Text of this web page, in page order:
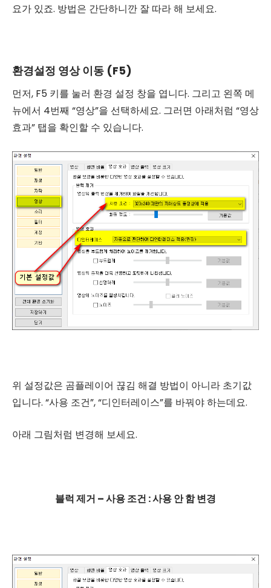
요가 있죠. 방법은 간단하니깐 잘 따라 해 보세요.
환경설정 영상 이동 (F5)
먼저, F5 키를 눌러 환경 설정 창을 엽니다. 그리고 왼쪽 메
뉴에서 4번째 “영상”을 선택하세요. 그러면 아래처럼 “영상
효과” 탭을 확인할 수 있습니다.
위 설정값은 곰플레이어 끊김 해결 방법이 아니라 초기값
입니다. “사용 조건”, “디인터레이스”를 바꿔야 하는데요.
아래 그림처럼 변경해 보세요.
블럭 제거 – 사용 조건 : 사용 안 함 변경